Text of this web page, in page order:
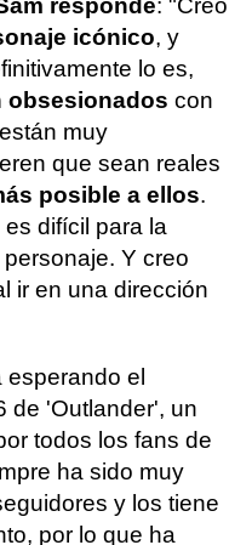
responde: "Creo
icónico, y
lo es,
obsesionados con
muy
que sean reales
posible a ellos.
difícil para la
Y creo
ir en una dirección
el
de 'Outlander', un
todos los fans de
ha sido muy
y los tiene
por lo que ha